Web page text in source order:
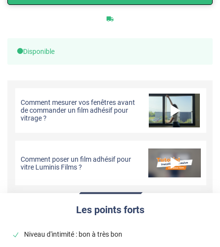
Disponible
Comment mesurer vos fenêtres avant
de commander un film adhésif pour
vitrage ?
Comment poser un film adhésif pour
vitre Luminis Films ?
Les points forts
Niveau d'intimité : bon à très bon